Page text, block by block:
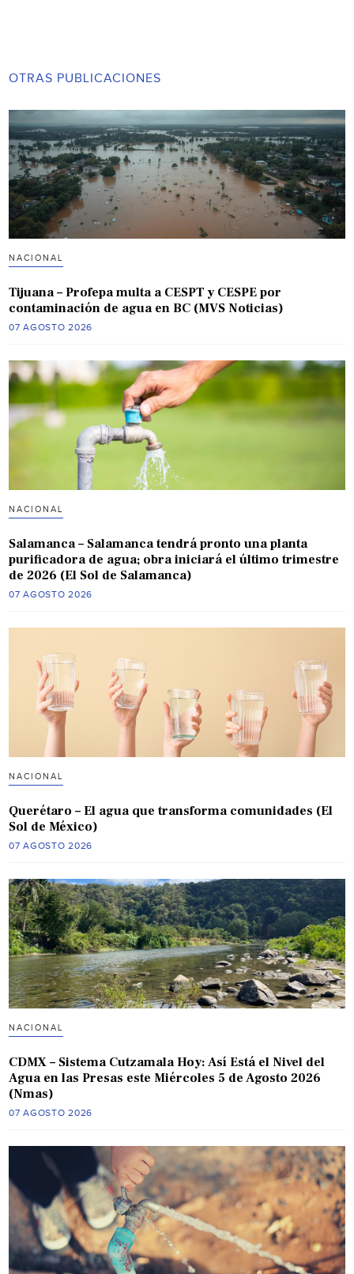
OTRAS PUBLICACIONES
NACIONAL
Tijuana – Profepa multa a CESPT y CESPE por
contaminación de agua en BC (MVS Noticias)
07 AGOSTO 2026
NACIONAL
Salamanca – Salamanca tendrá pronto una planta
purificadora de agua; obra iniciará el último trimestre
de 2026 (El Sol de Salamanca)
07 AGOSTO 2026
NACIONAL
Querétaro – El agua que transforma comunidades (El
Sol de México)
07 AGOSTO 2026
NACIONAL
CDMX – Sistema Cutzamala Hoy: Así Está el Nivel del
Agua en las Presas este Miércoles 5 de Agosto 2026
(Nmas)
07 AGOSTO 2026